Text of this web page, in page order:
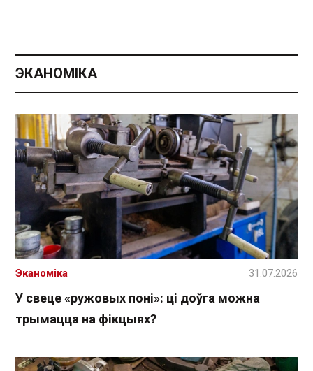
ЭКАНОМІКА
У свеце «ружовых поні»: ці доўга можна
трымацца на фікцыях?
Эканоміка 31.07.2026